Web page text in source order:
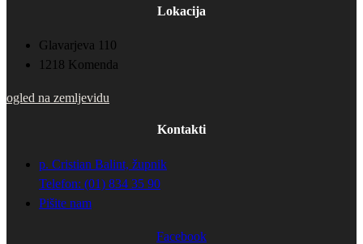
Lokacija
Glavarjeva 110
1218 Komenda
ogled na zemljevidu
Kontakti
p. Cristian Balint, župnik
Telefon: (01) 834 35 90
Pišite nam
Facebook